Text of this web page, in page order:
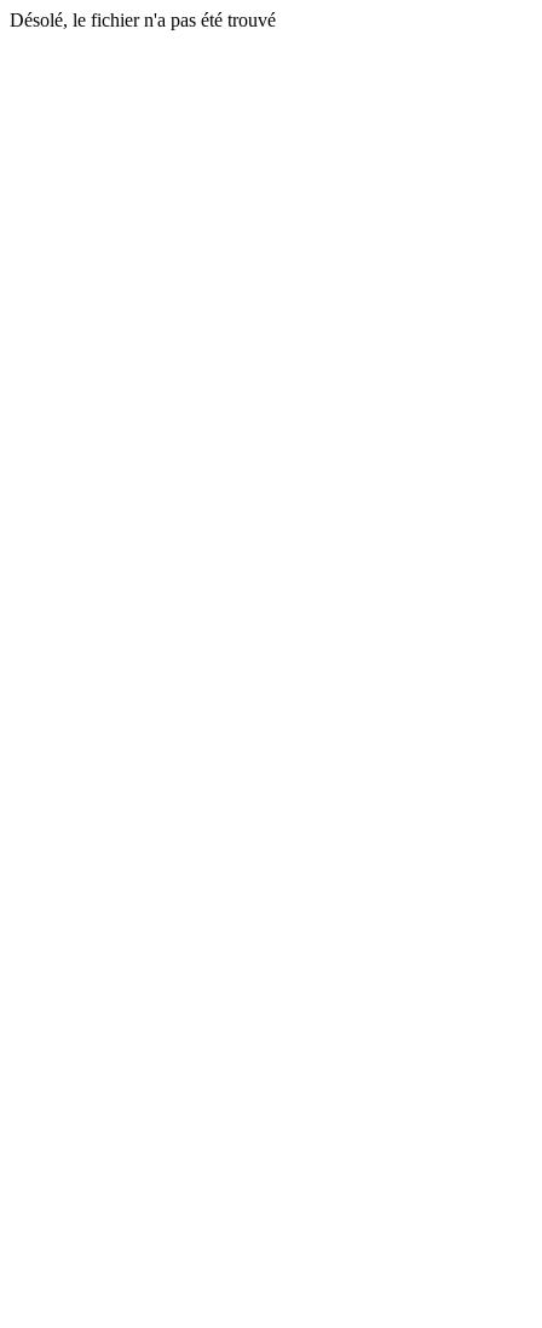
Désolé, le fichier n'a pas été trouvé